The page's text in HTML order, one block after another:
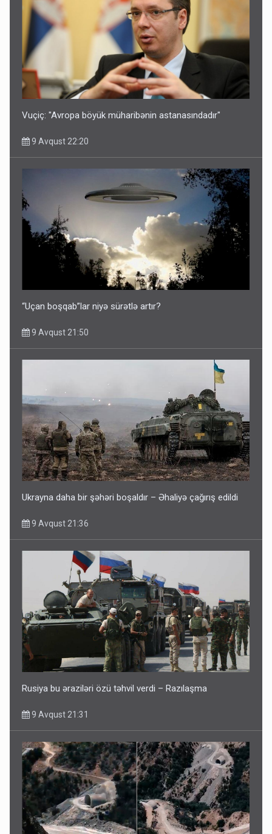
Vuçiç: "Avropa böyük müharibənin astanasındadır"
9 Avqust 22:20
“Uçan boşqab”lar niyə sürətlə artır?
9 Avqust 21:50
Ukrayna daha bir şəhəri boşaldır – Əhaliyə çağırış edildi
9 Avqust 21:36
Rusiya bu əraziləri özü təhvil verdi – Razılaşma
9 Avqust 21:31